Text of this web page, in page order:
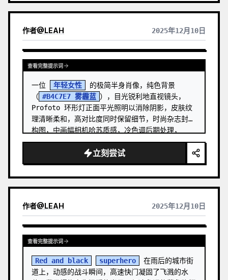
作者@LEAH 2025年12月10日
查看完整提示词
一位 年轻女性
的极简半身肖像，纯色背景
（ #B4C7E7 雾霾蓝 ），目光锐利地直视镜头，
Profoto 环形灯正面平光照明以消除阴影，皮肤纹
理清晰柔和，高对比度同时保留细节，时尚杂志封面
构图，中画幅相机哈苏质感，冷色调后期处理，
Billie Eilish 专辑封面美学，1:1 正方形构图
立刻尝试
作者@LEAH 2025年12月10日
查看完整提示词
Red and black superhero
在雨后的城市街
道上，动感的战斗瞬间，高速快门凝固了飞溅的水